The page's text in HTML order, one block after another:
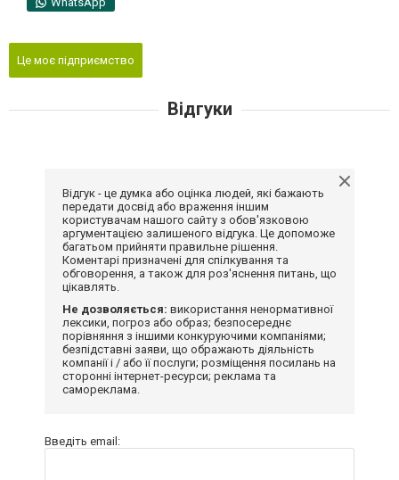
Це моє підприємство
Відгуки
Відгук - це думка або оцінка людей, які бажають
передати досвід або враження іншим
користувачам нашого сайту з обов'язковою
аргументацією залишеного відгука. Це допоможе
багатьом прийняти правильне рішення.
Коментарі призначені для спілкування та
обговорення, а також для роз'яснення питань, що
цікавлять.
Не дозволяється: використання ненормативної
лексики, погроз або образ; безпосереднє
порівняння з іншими конкуруючими компаніями;
безпідставні заяви, що ображають діяльність
компанії і / або її послуги; розміщення посилань на
сторонні інтернет-ресурси; реклама та
самореклама.
Введіть email: